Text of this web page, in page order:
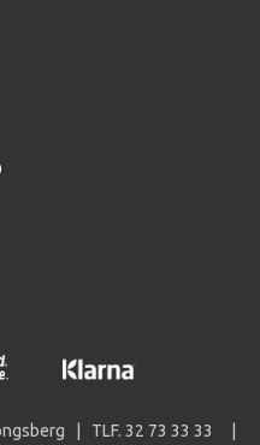
| TLF. 32 73 33 33 |